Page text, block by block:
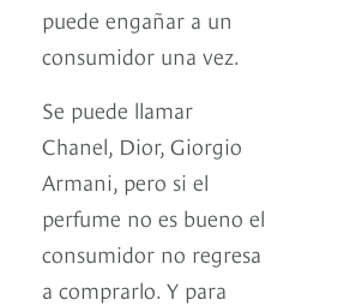
puede engañar a un
consumidor una vez.
Se puede llamar
Chanel, Dior, Giorgio
Armani, pero si el
perfume no es bueno el
consumidor no regresa
a comprarlo. Y para